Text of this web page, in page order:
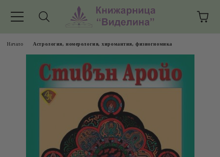
Начало Астрология, номерология, хиромантия, физиогномика